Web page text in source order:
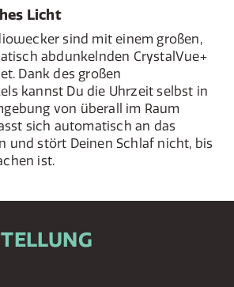
Licht
sind mit einem großen,
abdunkelnden CrystalVue+
Dank des großen
kannst Du die Uhrzeit selbst in
von überall im Raum
sich automatisch an das
und stört Deinen Schlaf nicht, bis
ist.